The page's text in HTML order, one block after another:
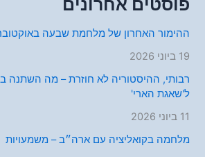
ההימור האחרון של מלחמת שבעה
19 ביוני 2026
רבותי, ההיסטוריה לא חוזרת – מה השתנה
ל'שאגת הארי'
11 ביוני 2026
מלחמה בקואליציה עם ארה״ב – משמעויות